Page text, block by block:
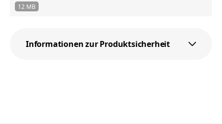
12 MB
Informationen zur Produktsicherheit